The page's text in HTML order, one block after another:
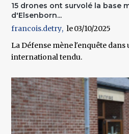
15 drones ont survolé la base
d'Elsenborn...
francois.detry
03/10/2025
La Défense mène l'enquête dans
international tendu.